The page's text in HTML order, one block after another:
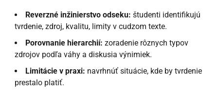
Reverzné inžinierstvo odseku: študenti identifikujú
tvrdenie, zdroj, kvalitu, limity v cudzom texte.
Porovnanie hierarchií: zoradenie rôznych typov
zdrojov podľa váhy a diskusia výnimiek.
Limitácie v praxi: navrhnúť situácie, kde by tvrdenie
prestalo platiť.